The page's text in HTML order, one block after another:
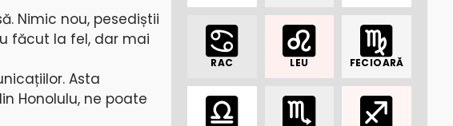
Nimic nou, pesediștii
făcut la fel, dar mai
Asta
Honolulu, ne poate
RAC LEU FECIOARĂ